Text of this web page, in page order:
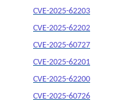
CVE-2025-62203
CVE-2025-62202
CVE-2025-60727
CVE-2025-62201
CVE-2025-62200
CVE-2025-60726